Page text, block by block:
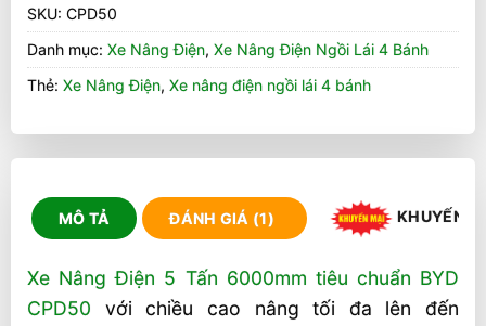
SKU: CPD50
Danh mục: Xe Nâng Điện, Xe Nâng Điện Ngồi Lái 4 Bánh
Thẻ: Xe Nâng Điện, Xe nâng điện ngồi lái 4 bánh
MÔ TẢ ĐÁNH GIÁ (1) KHUYẾN
Xe Nâng Điện 5 Tấn 6000mm tiêu chuẩn BYD
CPD50 với chiều cao nâng tối đa lên đến